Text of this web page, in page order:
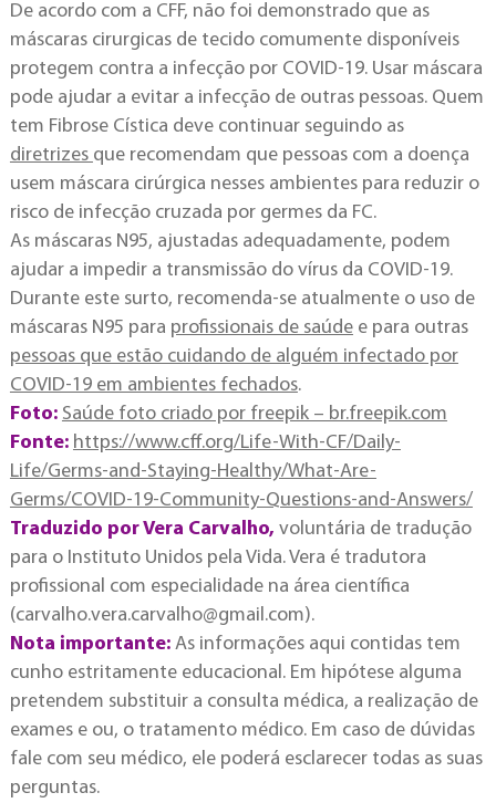
De acordo com a CFF, não foi demonstrado que as
máscaras cirurgicas de tecido comumente disponíveis
protegem contra a infecção por COVID-19. Usar máscara
pode ajudar a evitar a infecção de outras pessoas. Quem
tem Fibrose Cística deve continuar seguindo as
diretrizes que recomendam que pessoas com a doença
usem máscara cirúrgica nesses ambientes para reduzir o
risco de infecção cruzada por germes da FC.
As máscaras N95, ajustadas adequadamente, podem
ajudar a impedir a transmissão do vírus da COVID-19.
Durante este surto, recomenda-se atualmente o uso de
máscaras N95 para profissionais de saúdee para outras
pessoas que estão cuidando de alguém infectado por
COVID-19 em ambientes fechados.
Foto: Saúde foto criado por freepik – br.freepik.com
Fonte: https://www.cff.org/Life-With-CF/Daily-
Life/Germs-and-Staying-Healthy/What-Are-
Germs/COVID-19-Community-Questions-and-Answers/
Traduzido por Vera Carvalho, voluntária de tradução
para o Instituto Unidos pela Vida. Vera é tradutora
profissional com especialidade na área científica
(carvalho.vera.carvalho@gmail.com).
Nota importante: As informações aqui contidas tem
cunho estritamente educacional. Em hipótese alguma
pretendem substituir a consulta médica, a realização de
exames e ou, o tratamento médico. Em caso de dúvidas
fale com seu médico, ele poderá esclarecer todas as suas
perguntas.